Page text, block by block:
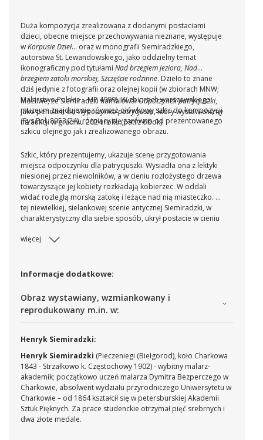
Duża kompozycja zrealizowana z dodanymi postaciami
dzieci, obecne miejsce przechowywania nieznane, występuje
wKorpusie Dzieł... oraz w monografii Siemiradzkiego,
autorstwa St. Lewandowskiego, jako oddzielny temat
ikonograficzny pod tytułami Nad brzegiem jeziora, Nad
brzegiem zatoki morskiej, Szczęście rodzinne. Dzieło to znane
dziś jedynie z fotografii oraz olejnej kopii (w zbiorach MNW;
Malarstwo Polskie – MP 4999). W zbiorach warszawskiego
muzeum znajduje się również ołówkowy szkic do kompozycji
(Rys.Pol. 8953/24), różniący się zarówno od prezentowanego
szkicu olejnego jak i zrealizowanego obrazu.
Możliwe, że Siemiradzki namalowałOdpoczynek patrycjuszki,
jako pendant doWypoczynku patrycjusza, który wystawialiśmy
na aukcji w grudniu 2024 roku (patrz obok).
Szkic, który prezentujemy, ukazuje scenę przygotowania
miejsca odpoczynku dla patrycjuszki. Wysiadła ona z lektyki
niesionej przez niewolników, a w cieniu rozłożystego drzewa
towarzyszące jej kobiety rozkładają kobierzec. W oddali
widać rozległą morską zatokę i leżące nad nią miasteczko. W
tej niewielkiej, sielankowej scenie antycznej Siemiradzki, w
charakterystyczny dla siebie sposób, ukrył postacie w cieniu
słońcem. Miękkie, rozproszone światło łagodnie spowija
więcej
Informacje dodatkowe:
Obraz wystawiany, wzmiankowany i
reprodukowany m.in. w:
Henryk Siemiradzki:
Henryk Siemiradzki (Pieczeniegi (Biełgorod), koło Charkowa
1843 - Strzałkowo k. Częstochowy 1902) - wybitny malarz-
akademik; początkowo uczeń malarza Dymitra Bezperczego w
Charkowie, absolwent wydziału przyrodniczego Uniwersytetu w
Charkowie – od 1864 kształcił się w petersburskiej Akademii
Sztuk Pięknych. Za prace studenckie otrzymał pięć srebrnych i
dwa złote medale.